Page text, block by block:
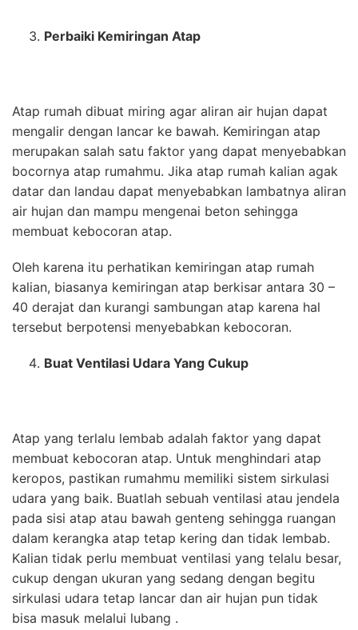
Perbaiki Kemiringan Atap
Atap rumah dibuat miring agar aliran air hujan dapat
mengalir dengan lancar ke bawah. Kemiringan atap
merupakan salah satu faktor yang dapat menyebabkan
bocornya atap rumahmu. Jika atap rumah kalian agak
datar dan landau dapat menyebabkan lambatnya aliran
air hujan dan mampu mengenai beton sehingga
membuat kebocoran atap.
Oleh karena itu perhatikan kemiringan atap rumah
kalian, biasanya kemiringan atap berkisar antara 30 –
40 derajat dan kurangi sambungan atap karena hal
tersebut berpotensi menyebabkan kebocoran.
Buat Ventilasi Udara Yang Cukup
Atap yang terlalu lembab adalah faktor yang dapat
membuat kebocoran atap. Untuk menghindari atap
keropos, pastikan rumahmu memiliki sistem sirkulasi
udara yang baik. Buatlah sebuah ventilasi atau jendela
pada sisi atap atau bawah genteng sehingga ruangan
dalam kerangka atap tetap kering dan tidak lembab.
Kalian tidak perlu membuat ventilasi yang telalu besar,
cukup dengan ukuran yang sedang dengan begitu
sirkulasi udara tetap lancar dan air hujan pun tidak
bisa masuk melalui lubang .